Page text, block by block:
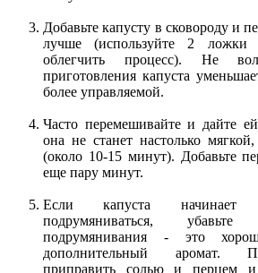
Добавьте капусту в сковороду и
лучше (используйте 2
облегчить процесс). Не
приготовления капуста
более управляемой.
Часто перемешивайте и дайте
она не станет настолько
(около 10-15 минут). Добавьте
еще пару минут.
Если капуста начинает
подрумяниваться,
подрумянивания - это
дополнительный аромат.
приправить солью и перцем и